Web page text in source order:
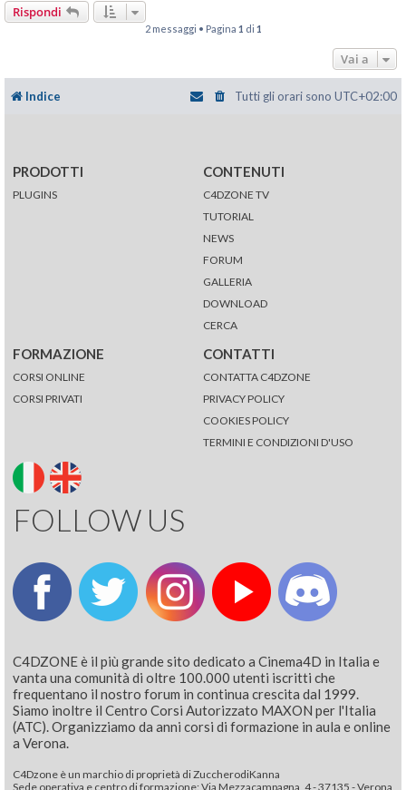
Rispondi
2 messaggi • Pagina 1 di 1
Vai a
Indice Tutti gli orari sono UTC+02:00
PRODOTTI
PLUGINS
CONTENUTI
C4DZONE TV
TUTORIAL
NEWS
FORUM
GALLERIA
DOWNLOAD
CERCA
FORMAZIONE
CORSI ONLINE
CORSI PRIVATI
CONTATTI
CONTATTA C4DZONE
PRIVACY POLICY
COOKIES POLICY
TERMINI E CONDIZIONI D'USO
FOLLOW US
C4DZONE è il più grande sito dedicato a Cinema4D in Italia e
vanta una comunità di oltre 100.000 utenti iscritti che
frequentano il nostro forum in continua crescita dal 1999.
Siamo inoltre il Centro Corsi Autorizzato MAXON per l'Italia
(ATC). Organizziamo da anni corsi di formazione in aula e online
a Verona.
C4Dzone è un marchio di proprietà di ZuccherodiKanna
Sede operativa e centro di formazione: Via Mezzacampagna, 4 - 37135 - Verona